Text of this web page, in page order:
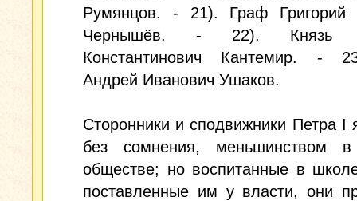
Румянцов. - 21). Граф Григорий
Чернышёв. - 22). Князь
Константинович Кантемир. -
Андрей Иванович Ушаков.
Сторонники и сподвижники Петра I
без сомнения, меньшинством в
обществе; но воспитанные в
поставленные им у власти, они